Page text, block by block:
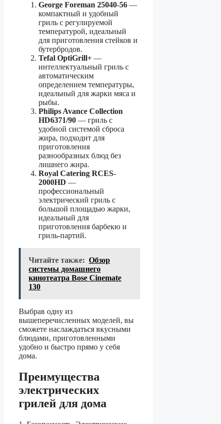
George Foreman 25040-56 —
компактный и удобный
гриль с регулируемой
температурой, идеальный
для приготовления стейков и
бутербродов.
Tefal OptiGrill+ —
интеллектуальный гриль с
автоматическим
определением температуры,
идеальный для жарки мяса и
рыбы.
Philips Avance Collection
HD6371/90 — гриль с
удобной системой сброса
жира, подходит для
приготовления
разнообразных блюд без
лишнего жира.
Royal Catering RCES-
2000HD —
профессиональный
электрический гриль с
большой площадью жарки,
идеальный для
приготовления барбекю и
гриль-партий.
Читайте также: Обзор
системы домашнего
кинотеатра Bose Cinemate
130
Выбрав одну из
вышеперечисленных моделей, вы
сможете наслаждаться вкусными
блюдами, приготовленными
удобно и быстро прямо у себя
дома.
Преимущества
электрических
грилей для дома